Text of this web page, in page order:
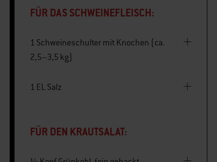
FÜR DAS SCHWEINEFLEISCH:
1 Schweineschulter mit Knochen (ca.
2,5–3,5 kg)
1 EL Salz
FÜR DEN KRAUTSALAT: